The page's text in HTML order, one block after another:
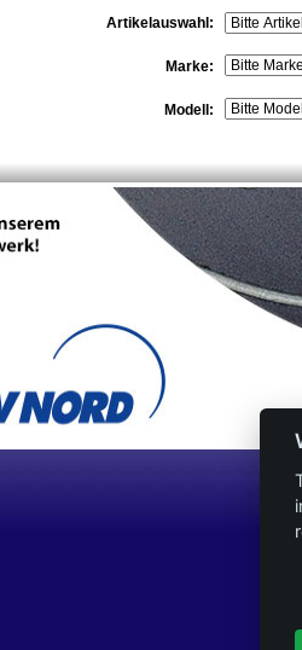
Artikelauswahl:
Marke:
Modell: